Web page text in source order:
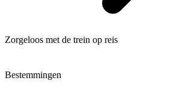
Zorgeloos met de trein op reis
Bestemmingen